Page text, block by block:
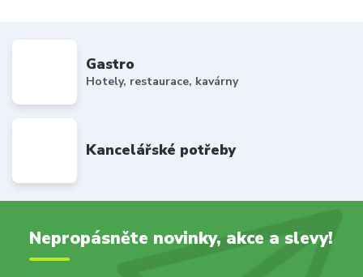
Gastro
Hotely, restaurace, kavárny
Kancelářské potřeby
Nepropásněte novinky, akce a slevy!